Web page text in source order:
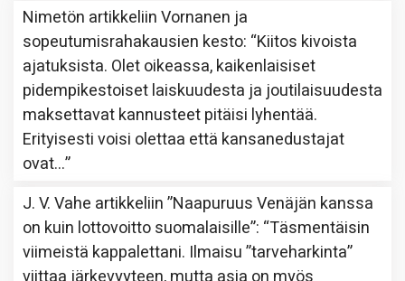
Nimetön artikkeliinVornanen ja
sopeutumisrahakausien kesto: “Kiitos kivoista
ajatuksista. Olet oikeassa, kaikenlaisiset
pidempikestoiset laiskuudesta ja joutilaisuudesta
maksettavat kannusteet pitäisi lyhentää.
Erityisesti voisi olettaa että kansanedustajat
ovat…”
J. V. Vahe artikkeliin”Naapuruus Venäjän kanssa
on kuin lottovoitto suomalaisille”: “Täsmentäisin
viimeistä kappalettani. Ilmaisu ”tarveharkinta”